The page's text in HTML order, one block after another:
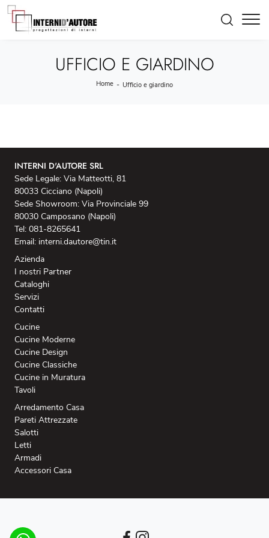
UFFICIO E GIARDINO
Home - Ufficio e giardino
INTERNI D'AUTORE SRL
Sede Legale: Via Matteotti, 81
80033 Cicciano (Napoli)
Sede Showroom: Via Provinciale 99
80030 Camposano (Napoli)
Tel: 081-8265641
Email: interni.dautore@tin.it
Azienda
I nostri Partner
Cataloghi
Servizi
Contatti
Cucine
Cucine Moderne
Cucine Design
Cucine Classiche
Cucine in Muratura
Tavoli
Arredamento Casa
Pareti Attrezzate
Salotti
Letti
Armadi
Accessori Casa